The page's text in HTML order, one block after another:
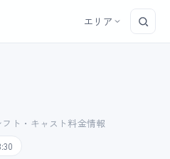
エリア
ト・キャスト料金情報